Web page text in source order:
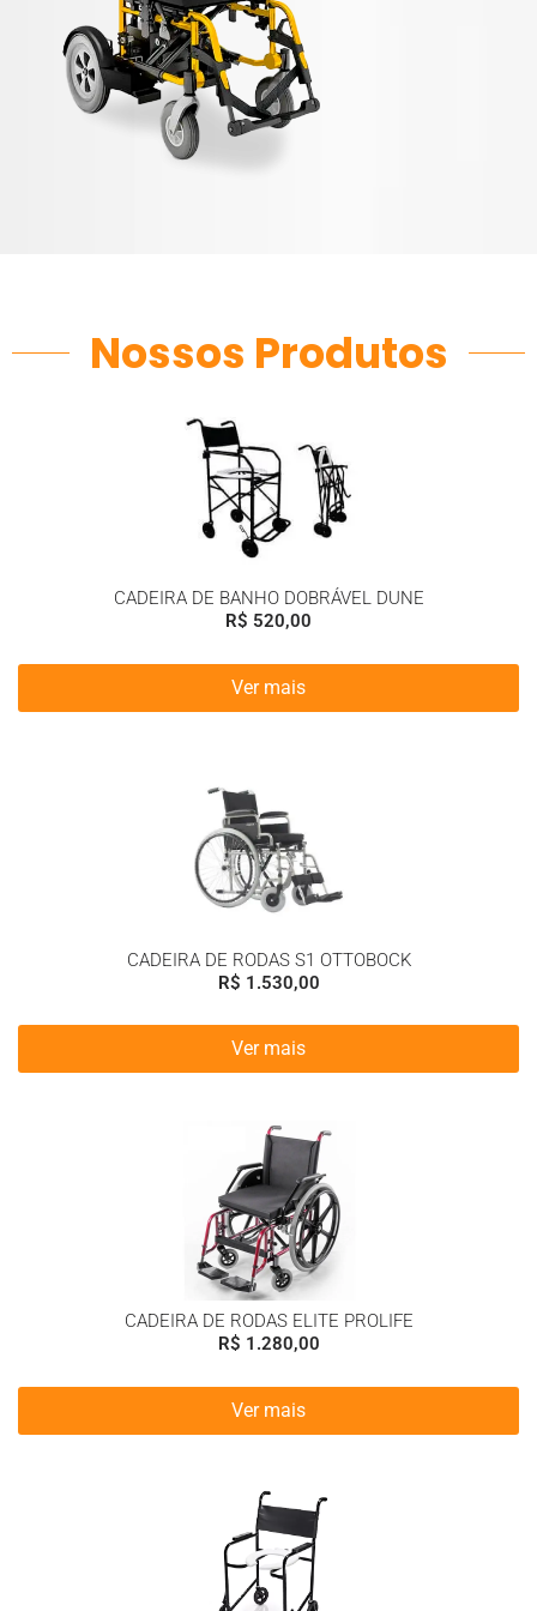
Nossos Produtos
CADEIRA DE BANHO DOBRÁVEL DUNE
R$ 520,00
Ver mais
CADEIRA DE RODAS S1 OTTOBOCK
R$ 1.530,00
Ver mais
CADEIRA DE RODAS ELITE PROLIFE
R$ 1.280,00
Ver mais